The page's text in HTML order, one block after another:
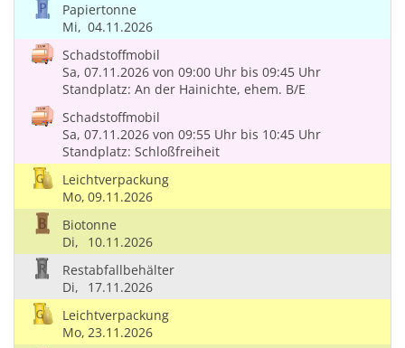
Papiertonne
Mi, 04.11.2026
Schadstoffmobil
Sa, 07.11.2026 von 09:00 Uhr bis 09:45 Uhr
Standplatz: An der Hainichte, ehem. B/E
Schadstoffmobil
Sa, 07.11.2026 von 09:55 Uhr bis 10:45 Uhr
Standplatz: Schloßfreiheit
Leichtverpackung
Mo, 09.11.2026
Biotonne
Di,
10.11.2026
Restabfallbehälter
Di,
17.11.2026
Leichtverpackung
Mo, 23.11.2026